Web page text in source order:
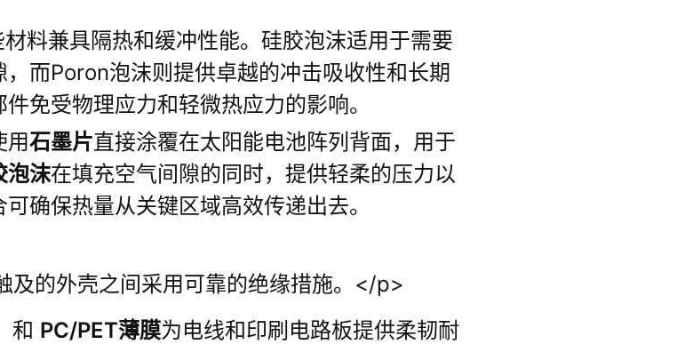
材料兼具隔热和缓冲性能。硅胶泡沫适用于需要
而Poron泡沫则提供卓越的冲击吸收性和长期
免受物理应力和轻微热应力的影响。
用石墨片直接涂覆在太阳能电池阵列背面，用于
泡沫在填充空气间隙的同时，提供轻柔的压力以
确保热量从关键区域高效传递出去。
及的外壳之间采用可靠的绝缘措施。</p>
和 PC/PET薄膜为电线和印刷电路板提供柔韧耐